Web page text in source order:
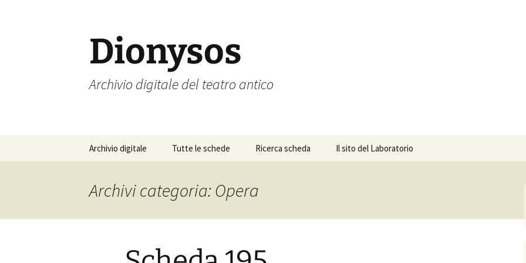
Dionysos
Archivio digitale del teatro antico
Archivio digitale Tutte le schede Ricerca scheda Il sito del Laboratorio
Archivi categoria: Opera